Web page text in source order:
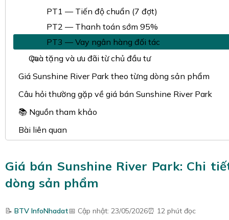
PT1 — Tiến độ chuẩn (7 đợt)
PT2 — Thanh toán sớm 95%
PT3 — Vay ngân hàng đối tác
Quà tặng và ưu đãi từ chủ đầu tư
Giá Sunshine River Park theo từng dòng sản phẩm
Câu hỏi thường gặp về giá bán Sunshine River Park
📚 Nguồn tham khảo
Bài liên quan
Giá bán Sunshine River Park: Chi
dòng sản phẩm
📝 BTV InfoNhadat📅 Cập nhật: 23/05/2026⏰ 12 phút đọc